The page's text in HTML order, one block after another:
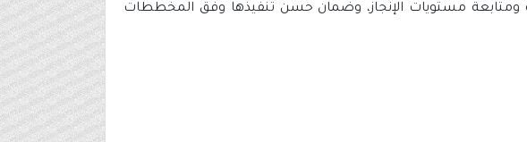
ومتابعة مستويات الإنجاز، وضمان حسن تنفيذها وفق المخططات